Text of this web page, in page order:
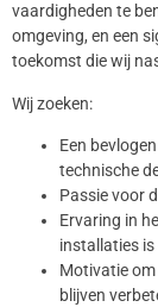
vaardigheden te
omgeving, en een
toekomst die wij
Wij zoeken:
Een
technische
Passie voor
Ervaring in
installaties is
Motivatie
blijven